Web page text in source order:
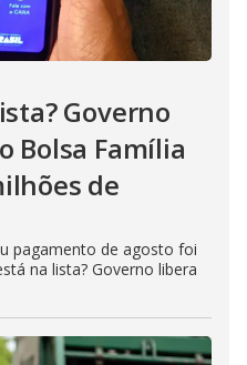
Governo
Bolsa Família
de
pagamento de agosto foi
na lista? Governo libera